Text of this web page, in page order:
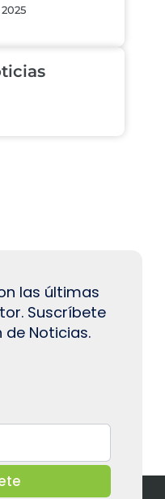
las últimas
Suscríbete
Noticias.